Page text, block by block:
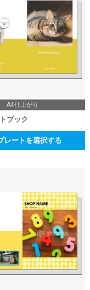
A4仕上がり
ブック
レートを選択する